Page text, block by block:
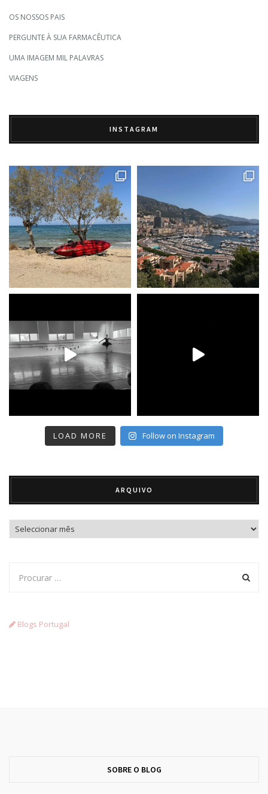
OS NOSSOS PAIS
PERGUNTE À SUA FARMACÊUTICA
UMA IMAGEM MIL PALAVRAS
VIAGENS
INSTAGRAM
LOAD MORE Follow on Instagram
ARQUIVO
Arquivo
Blogs Portugal
SOBRE O BLOG